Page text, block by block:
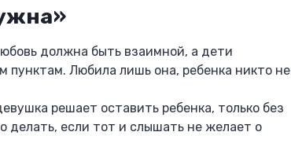
должна быть взаимной, а дети
пунктам. Любила лишь она, ребенка никто не
решает оставить ребенка, только без
делать, если тот и слышать не желает о